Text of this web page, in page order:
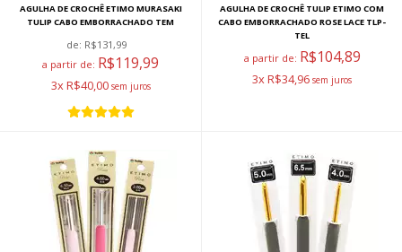
AGULHA DE CROCHÊ ETIMO MURASAKI
TULIP CABO EMBORRACHADO TEM
de: R$131,99
a partir de: R$119,99
3x R$40,00
AGULHA DE CROCHÊ TULIP ETIMO COM
CABO EMBORRACHADO ROSE LACE TLP-
TEL
a partir de: R$104,89
3x R$34,96